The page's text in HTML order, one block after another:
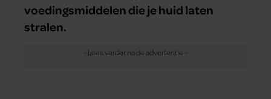
voedingsmiddelen die je huid laten
stralen.